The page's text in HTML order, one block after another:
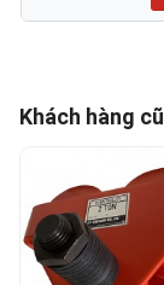
Khách hàng